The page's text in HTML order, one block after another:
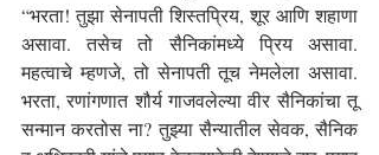
“भरता! तुझा सेनापती शिस्तप्रिय, शूर आणि शहाणा
असावा. तसेच तो सैनिकांमध्ये प्रिय असावा.
महत्वाचे म्हणजे, तो सेनापती तूच नेमलेला असावा.
भरता, रणांगणात शौर्य गाजवलेल्या वीर सैनिकांचा तू
सन्मान करतोस ना? तुझ्या सैन्यातील सेवक, सैनिक